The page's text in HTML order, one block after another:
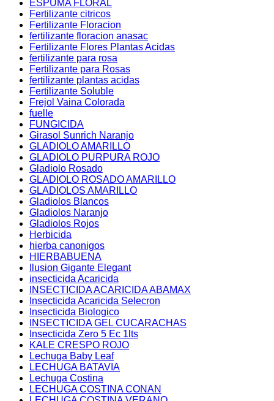
ESPUMA FLORAL
Fertilizante citricos
Fertilizante Floracion
fertilizante floracion anasac
Fertilizante Flores Plantas Acidas
fertilizante para rosa
Fertilizante para Rosas
fertilizante plantas acidas
Fertilizante Soluble
Frejol Vaina Colorada
fuelle
FUNGICIDA
Girasol Sunrich Naranjo
GLADIOLO AMARILLO
GLADIOLO PURPURA ROJO
Gladiolo Rosado
GLADIOLO ROSADO AMARILLO
GLADIOLOS AMARILLO
Gladiolos Blancos
Gladiolos Naranjo
Gladiolos Rojos
Herbicida
hierba canonigos
HIERBABUENA
Ilusion Gigante Elegant
insecticida Acaricida
INSECTICIDA ACARICIDA ABAMAX
Insecticida Acaricida Selecron
Insecticida Biologico
INSECTICIDA GEL CUCARACHAS
Insecticida Zero 5 Ec 1lts
KALE CRESPO ROJO
Lechuga Baby Leaf
LECHUGA BATAVIA
Lechuga Costina
LECHUGA COSTINA CONAN